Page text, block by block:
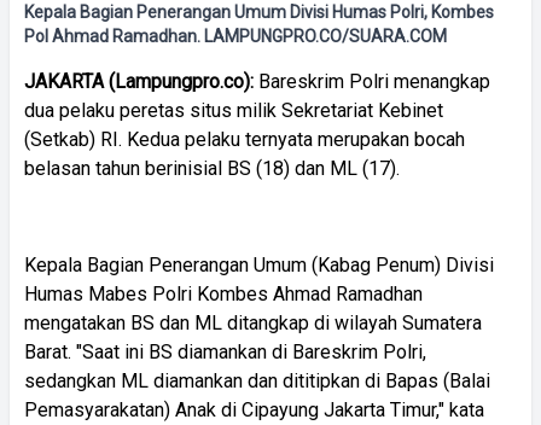
Kepala Bagian Penerangan Umum Divisi Humas Polri, Kombes
Pol Ahmad Ramadhan. LAMPUNGPRO.CO/SUARA.COM
JAKARTA (Lampungpro.co): Bareskrim Polri menangkap
dua pelaku peretas situs milik Sekretariat Kebinet
(Setkab) RI. Kedua pelaku ternyata merupakan bocah
belasan tahun berinisial BS (18) dan ML (17).
Kepala Bagian Penerangan Umum (Kabag Penum) Divisi
Humas Mabes Polri Kombes Ahmad Ramadhan
mengatakan BS dan ML ditangkap di wilayah Sumatera
Barat. "Saat ini BS diamankan di Bareskrim Polri,
sedangkan ML diamankan dan dititipkan di Bapas (Balai
Pemasyarakatan) Anak di Cipayung Jakarta Timur," kata